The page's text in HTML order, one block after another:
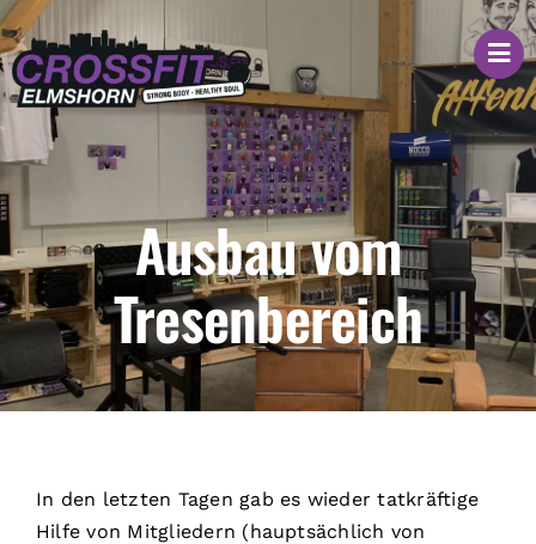
Zum
Inhalt
springen
Ausbau vom
Tresenbereich
In den letzten Tagen gab es wieder tatkräftige
Hilfe von Mitgliedern (hauptsächlich von